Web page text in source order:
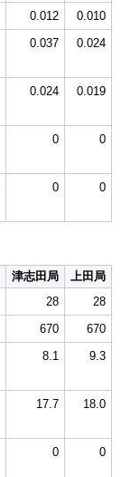
0.012
0.010
0.037 0.024
0.024 0.019
0 0
0 0
津志田局
上田局
28
28
670
670
8.1 9.3
17.7 18.0
0 0